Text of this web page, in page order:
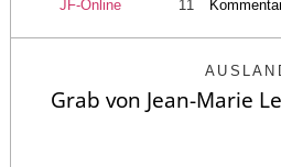
JF-Online 11
Grab von Jean-Marie